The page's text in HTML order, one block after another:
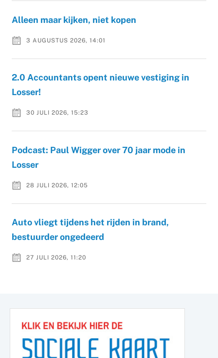
Alleen maar kijken, niet kopen
3 AUGUSTUS 2026, 14:01
2.0 Accountants opent nieuwe vestiging in
Losser!
30 JULI 2026, 15:23
Podcast: Paul Wigger over 70 jaar mode in
Losser
28 JULI 2026, 12:05
Auto vliegt tijdens het rijden in brand,
bestuurder ongedeerd
27 JULI 2026, 11:20